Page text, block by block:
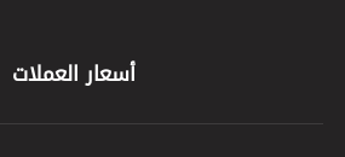
أسعار العملات